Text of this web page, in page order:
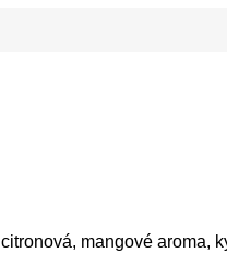
mangové aroma,